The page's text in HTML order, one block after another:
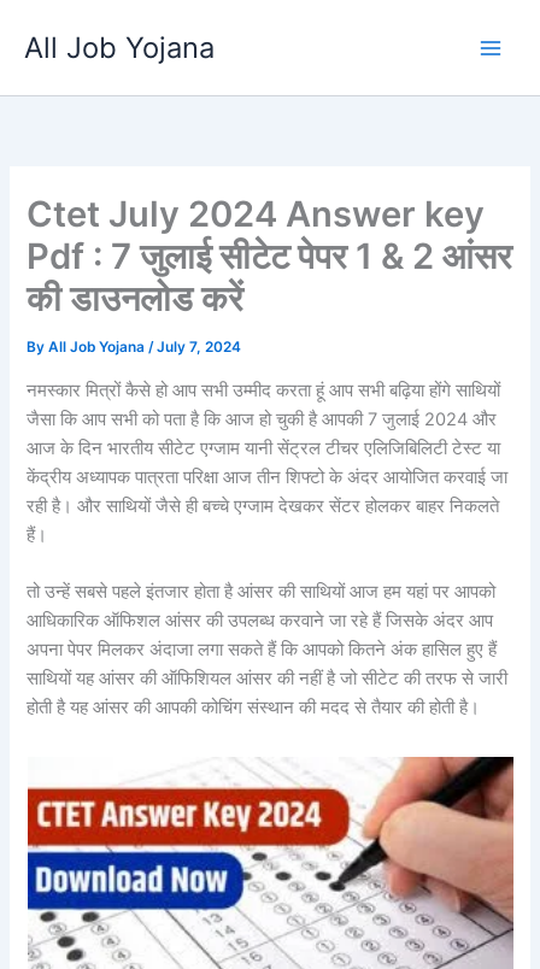
All Job Yojana
Ctet July 2024 Answer key
Pdf : 7 जुलाई सीटेट पेपर 1 & 2 आंसर
की डाउनलोड करें
ByAll Job Yojana/July 7, 2024
नमस्कार मित्रों कैसे हो आप सभी उम्मीद करता हूं आप सभी बढ़िया होंगे साथियों
जैसा कि आप सभी को पता है कि आज हो चुकी है आपकी 7 जुलाई 2024 और
आज के दिन भारतीय सीटेट एग्जाम यानी सेंट्रल टीचर एलिजिबिलिटी टेस्ट या
केंद्रीय अध्यापक पात्रता परिक्षा आज तीन शिफ्टो के अंदर आयोजित करवाई जा
रही है। और साथियों जैसे ही बच्चे एग्जाम देखकर सेंटर होलकर बाहर निकलते
हैं।
तो उन्हें सबसे पहले इंतजार होता है आंसर की साथियों आज हम यहां पर आपको
आधिकारिक ऑफिशल आंसर की उपलब्ध करवाने जा रहे हैं जिसके अंदर आप
अपना पेपर मिलकर अंदाजा लगा सकते हैं कि आपको कितने अंक हासिल हुए हैं
साथियों यह आंसर की ऑफिशियल आंसर की नहीं है जो सीटेट की तरफ से जारी
होती है यह आंसर की आपकी कोचिंग संस्थान की मदद से तैयार की होती है।